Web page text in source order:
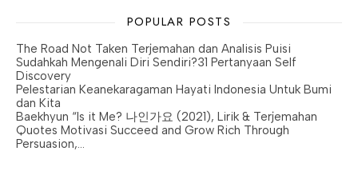
POPULAR POSTS
The Road Not Taken Terjemahan dan Analisis Puisi
Sudahkah Mengenali Diri Sendiri?31 Pertanyaan Self
Discovery
Pelestarian Keanekaragaman Hayati Indonesia Untuk Bumi
dan Kita
Baekhyun “Is it Me? 나인가요 (2021), Lirik & Terjemahan
Quotes Motivasi Succeed and Grow Rich Through
Persuasion,…